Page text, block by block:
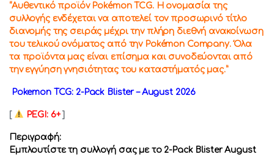
“Αυθεντικό προϊόν Pokémon TCG. Η ονομασία της
συλλογής ενδέχεται να αποτελεί τον προσωρινό τίτλο
διανομής της σειράς μέχρι την πλήρη διεθνή ανακοίνωση
του τελικού ονόματος από την Pokémon Company. Όλα
τα προϊόντα μας είναι επίσημα και συνοδεύονται από
την εγγύηση γνησιότητας του καταστήματός μας.”
Pokemon TCG: 2-Pack Blister – August 2026
[ PEGI: 6+]
Περιγραφή:
Εμπλουτίστε τη συλλογή σας με το 2-Pack Blister August